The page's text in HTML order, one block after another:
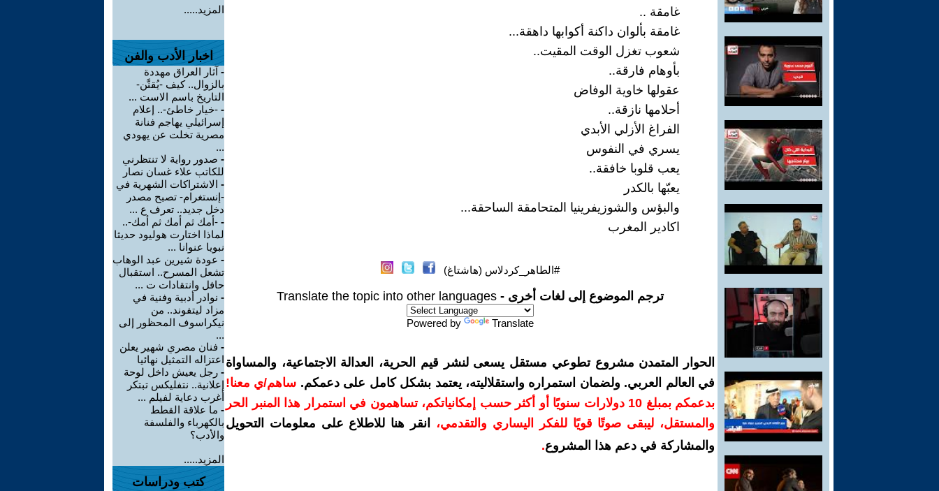
غامقة ..
غامقة بألوان داكنة أكوابها داهقة...
شعوب تغزل الوقت المقيت..
بأوهام فارقة..
عقولها خاوية الوفاض
أحلامها نازقة..
الفراغ الأزلي الأبدي
يسري في النفوس
يعب قلوبا خافقة..
يعبّها بالكدر
والبؤس والشوزيفرينيا المتحامقة الساحقة...
اكادير المغرب
#الطاهر_كردلاس (هاشتاغ)
ترجم الموضوع إلى لغات أخرى - Translate the topic into other languages
Powered by Translate
الحوار المتمدن مشروع تطوعي مستقل يسعى لنشر قيم الحرية، العدالة الاجتماعية، والمساواة
في العالم العربي. ولضمان استمراره واستقلاليته، يعتمد بشكل كامل على دعمكم. ساهم/ي معنا!
بدعمكم بمبلغ 10 دولارات سنويًا أو أكثر حسب إمكانياتكم، تساهمون في استمرار هذا المنبر الحر
والمستقل، ليبقى صوتًا قويًا للفكر اليساري والتقدمي،
انقر هنا للاطلاع على معلومات التحويل
والمشاركة في دعم هذا المشروع.
المزيد.....
اخبار الأدب والفن
- آثار العراق مهددة
بالزوال.. كيف -يُقنَّن-
التاريخ باسم الاست ...
- -خيار خاطئ-.. إعلام
إسرائيلي يهاجم فنانة
مصرية تخلت عن يهودي
...
- صدور رواية لا تنتظرني
للكاتب علاء غسان نصار
- الاشتراكات الشهرية في
-إنستغرام- تصبح مصدر
دخل جديد.. تعرف ع ...
- -أمك ثم أمك ثم أمك-..
لماذا اختارت هوليود حديثا
نبويا عنوانا ...
- عودة شيرين عبد الوهاب
تشعل المسرح.. استقبال
حافل وانتقادات ت ...
- نوادر أدبية وفنية في
مزاد ليتفوند.. من
نيكراسوف المحظور إلى
...
- فنان مصري شهير يعلن
اعتزاله التمثيل نهائيا
- رجل يعيش داخل لوحة
إعلانية.. نتفليكس تبتكر
أغرب دعاية لفيلم ...
- ما علاقة القطط
بالكهرباء والفلسفة
والأدب؟
المزيد.....
كتب ودراسات